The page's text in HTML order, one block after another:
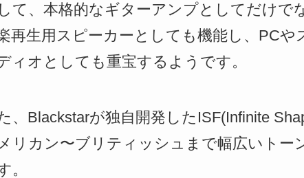
て、本格的なギターアンプとしてだけで
再生用スピーカーとしても機能し、PC
ィオとしても重宝するようです。
、Blackstarが独自開発したISF(Infinite
リカン〜ブリティッシュまで幅広いトー
。